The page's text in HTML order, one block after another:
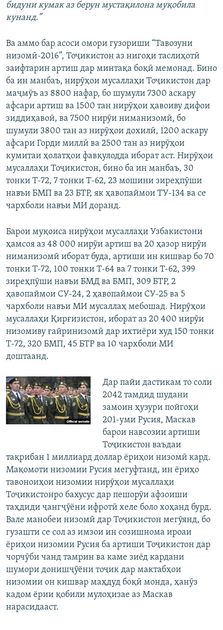
бидуни кумак аз берун мустақилона муқобила
кунанд.”
Ва аммо бар асоси омори гузориши “Тавозуни
низомӣ-2016”, Тоҷикистон аз нигоҳи таслиҳотӣ
заифтарин артиш дар минтақа боқӣ мемонад. Бино
ба ин манбаъ, нирӯҳои мусаллаҳи Тоҷикистон дар
маҷмӯъ аз 8800 нафар, бо шумули 7300 аскару
афсари артиш ва 1500 тан нирӯҳои ҳавоиву дифои
зиддиҳавоӣ, ва 7500 нирӯи ниманизомӣ, бо
шумули 3800 тан аз нирӯҳои дохилӣ, 1200 аскару
афсари Горди миллӣ ва 2500 тан аз нирӯҳои
кумитаи ҳолатҳои фавқулодда иборат аст. Нирӯҳои
мусаллаҳи Тоҷикистон, бино ба ин манбаъ, 30
тонки Т-72, 7 тонки Т-62, 23 мошини зиреҳпӯши
навъи БМП ва 23 БТР, як ҳавопаймои ТУ-134 ва се
чархболи навъи МИ доранд.
Барои муқоиса нирӯҳои мусаллаҳи Узбакистони
ҳамсоя аз 48 000 нирӯи артиш ва 20 ҳазор нирӯи
ниманизомӣ иборат буда, артиши ин кишвар бо 70
тонки Т-72, 100 тонки Т-64 ва 7 тонки Т-62, 399
зиреҳпӯши навъи БМД ва БМП, 309 БТР, 2
ҳавопаймои СУ-24, 2 ҳавопаймои СУ-25 ва 5
чархболи навъи МИ мусаллаҳ мебошад. Нирӯҳои
мусаллаҳи Қирғизистон, иборат аз 20 400 нирӯи
низомиву ғайринизомӣ дар ихтиёри худ 150 тонки
Т-72, 320 БМП, 45 БТР ва 10 чархболи МИ
доштаанд.
Дар пайи дастикам то соли
2042 тамдид шудани
замоин ҳузури пойгоҳи
201-уми Русия, Маскав
барои навсозии артиши
Тоҷикистон ваъдаи
тақрибан 1 миллиард доллар ёриҳои низомӣ кард.
Мақомоти низомии Русия мегуфтанд, ин ёриҳо
тавоноиҳои низомии нирӯҳои мусаллаҳи
Тоҷикистонро бахусус дар пешорӯи афзоиши
таҳдиди ҷангҷӯёни ифротӣ хеле боло хоҳанд бурд.
Вале манобеи низомӣ дар Тоҷикистон мегӯянд, бо
гузашти се сол аз имзои ин созишнома ироаи
ёриҳои низомии Русия ба артиши Тоҷикистон дар
чорчӯби чанд тамрин ва каме зиёд кардани
шумори донишҷӯёни тоҷик дар мактабҳои
низомии он кишвар маҳдуд боқӣ монда, ҳанӯз
кадом ёрии қобили мулоҳизае аз Маскав
нарасидааст.